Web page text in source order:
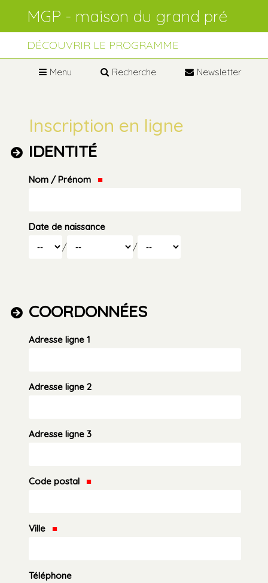
Aller
navigation
personnels
DÉCOUVRIR LE PROGRAMME
Menu Recherche Newsletter
Inscription en ligne
IDENTITÉ
Nom / Prénom
Date de naissance
/
Mois
/ Année
COORDONNÉES
Adresse ligne 1
Adresse ligne 2
Adresse ligne 3
Code postal
Ville
Téléphone